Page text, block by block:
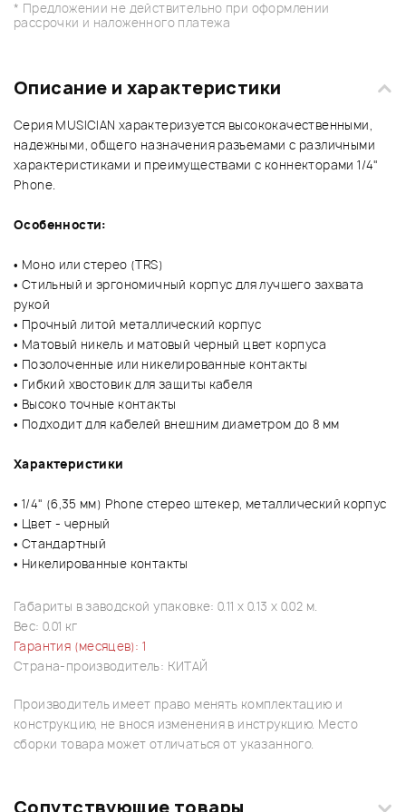
* Предложении не действительно при оформлении
рассрочки и наложенного платежа
Описание и характеристики
Серия MUSICIAN характеризуется высококачественными,
надежными, общего назначения разъемами с различными
характеристиками и преимуществами с коннекторами 1/4"
Phone.
Особенности:
• Моно или стерео (TRS)
• Стильный и эргономичный корпус для лучшего захвата
рукой
• Прочный литой металлический корпус
• Матовый никель и матовый черный цвет корпуса
• Позолоченные или никелированные контакты
• Гибкий хвостовик для защиты кабеля
• Высоко точные контакты
• Подходит для кабелей внешним диаметром до 8 мм
Характеристики
• 1/4" (6,35 мм) Phone стерео штекер, металлический корпус
• Цвет - черный
• Стандартный
• Никелированные контакты
Габариты в заводской упаковке: 0.11 x 0.13 x 0.02 м.
Вес: 0.01 кг
Гарантия (месяцев): 1
Страна-производитель: КИТАЙ
Производитель имеет право менять комплектацию и
конструкцию, не внося изменения в инструкцию. Место
сборки товара может отличаться от указанного.